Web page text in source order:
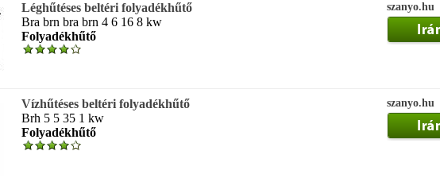
Léghűtéses beltéri folyadékhűtő
Bra brn bra brn 4 6 16 8 kw
Folyadékhűtő
szanyo.hu
Vízhűtéses beltéri folyadékhűtő
Brh 5 5 35 1 kw
Folyadékhűtő
szanyo.hu